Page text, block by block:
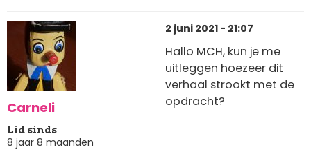
Carneli
Lid sinds
8 jaar 8 maanden
2 juni 2021 - 21:07
Hallo MCH, kun je me
uitleggen hoezeer dit
verhaal strookt met de
opdracht?